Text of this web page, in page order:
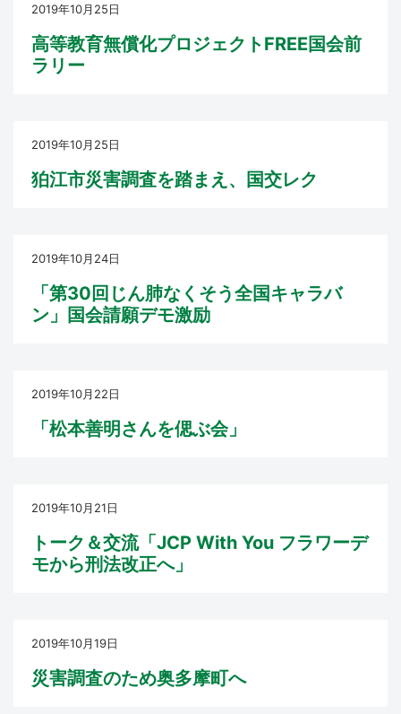
2019年10月25日
高等教育無償化プロジェクトFREE国会前
ラリー
2019年10月25日
狛江市災害調査を踏まえ、国交レク
2019年10月24日
「第30回じん肺なくそう全国キャラバ
ン」国会請願デモ激励
2019年10月22日
「松本善明さんを偲ぶ会」
2019年10月21日
トーク＆交流「JCP With You フラワーデ
モから刑法改正へ」
2019年10月19日
災害調査のため奥多摩町へ